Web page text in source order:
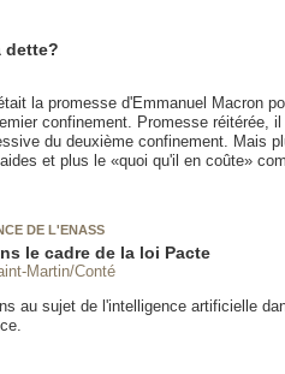
dette?
la promesse d'Emmanuel Macron
confinement. Promesse réitérée,
du deuxième confinement. Mais
et plus le «quoi qu'il en coûte»
DE L'ENASS
le cadre de la loi Pacte
Martin/Conté
au sujet de l'intelligence artificielle